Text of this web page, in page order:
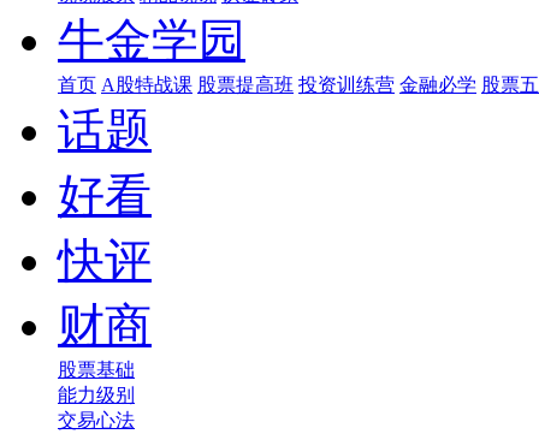
牛金学园
首页 A股特战课 股票提高班 投资训练营 金融必学 股票
话题
好看
快评
财商
股票基础
能力级别
交易心法